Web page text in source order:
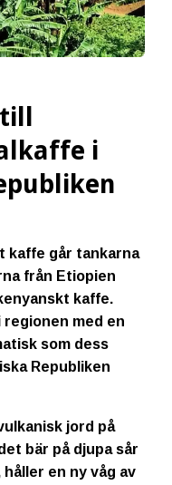
i
kaffe går tankarna
från Etiopien
kaffe.
med en
som dess
Republiken
jord på
bär på djupa sår
en ny våg av